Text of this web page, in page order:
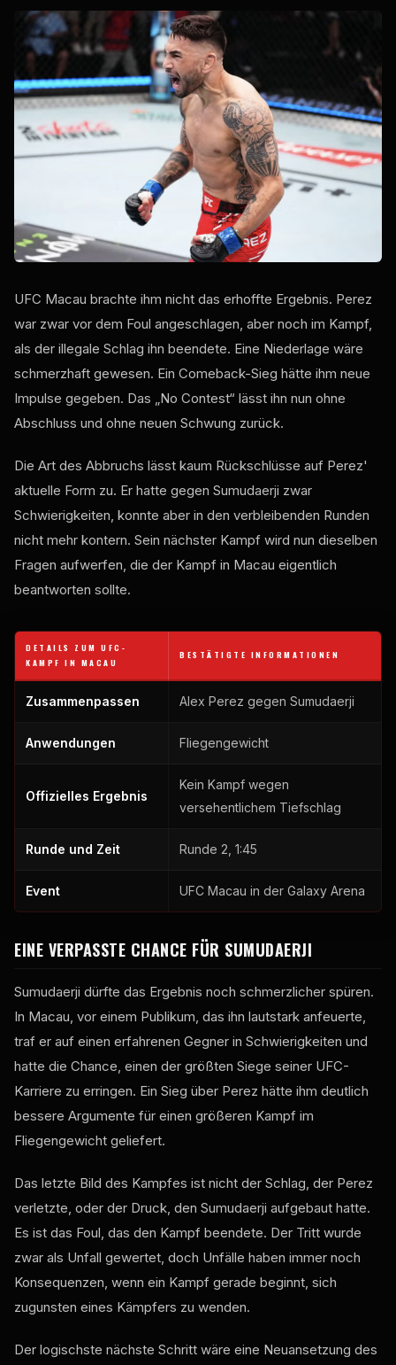
UFC Macau brachte ihm nicht das erhoffte Ergebnis. Perez
war zwar vor dem Foul angeschlagen, aber noch im Kampf,
als der illegale Schlag ihn beendete. Eine Niederlage wäre
schmerzhaft gewesen. Ein Comeback-Sieg hätte ihm neue
Impulse gegeben. Das „No Contest“ lässt ihn nun ohne
Abschluss und ohne neuen Schwung zurück.
Die Art des Abbruchs lässt kaum Rückschlüsse auf Perez'
aktuelle Form zu. Er hatte gegen Sumudaerji zwar
Schwierigkeiten, konnte aber in den verbleibenden Runden
nicht mehr kontern. Sein nächster Kampf wird nun dieselben
Fragen aufwerfen, die der Kampf in Macau eigentlich
beantworten sollte.
DETAILS ZUM UFC-
KAMPF IN MACAU
BESTÄTIGTE INFORMATIONEN
Zusammenpassen Alex Perez gegen Sumudaerji
Anwendungen Fliegengewicht
Offizielles Ergebnis
Kein Kampf wegen
versehentlichem Tiefschlag
Runde und Zeit Runde 2, 1:45
Event UFC Macau in der Galaxy Arena
EINE VERPASSTE CHANCE FÜR SUMUDAERJI
Sumudaerji dürfte das Ergebnis noch schmerzlicher spüren.
In Macau, vor einem Publikum, das ihn lautstark anfeuerte,
traf er auf einen erfahrenen Gegner in Schwierigkeiten und
hatte die Chance, einen der größten Siege seiner UFC-
Karriere zu erringen. Ein Sieg über Perez hätte ihm deutlich
bessere Argumente für einen größeren Kampf im
Fliegengewicht geliefert.
Das letzte Bild des Kampfes ist nicht der Schlag, der Perez
verletzte, oder der Druck, den Sumudaerji aufgebaut hatte.
Es ist das Foul, das den Kampf beendete. Der Tritt wurde
zwar als Unfall gewertet, doch Unfälle haben immer noch
Konsequenzen, wenn ein Kampf gerade beginnt, sich
zugunsten eines Kämpfers zu wenden.
Der logischste nächste Schritt wäre eine Neuansetzung des